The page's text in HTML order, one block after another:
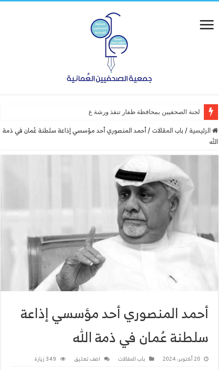
لجنة الصحفيين بمحافظة ظفار تنفذ ورشة عمل “أساسيات الت
الرئيسية /باب المقالات /أحمد المنصوري أحد مؤسسي إذاعة سلطنة عُمان في ذمة
الله
أحمد المنصوري أحد مؤسسي إذاعة
سلطنة عُمان في ذمة الله
20 أكتوبر، 2024 باب المقالات اضف تعليق 349 زيارة